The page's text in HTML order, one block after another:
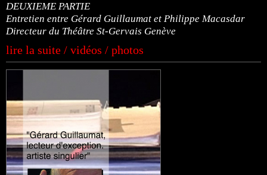
DEUXIEME PARTIE
Entretien entre Gérard Guillaumat et Philippe Macasdar
Directeur du Théâtre St-Gervais Genève
lire la suite / vidéos / photos